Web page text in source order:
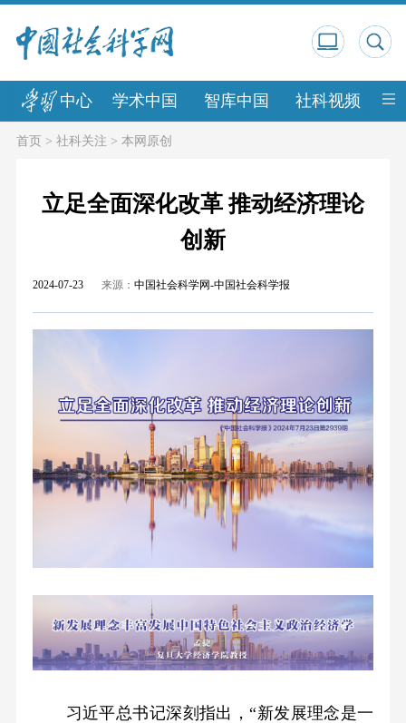
中心 学术中国 智库中国 社科视频 中
首页> 社科关注 > 本网原创
立足全面深化改革 推动经济理论
创新
2024-07-23 来源： 中国社会科学网-中国社会科学报
习近平总书记深刻指出，“新发展理念是一